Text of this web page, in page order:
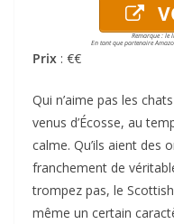
Remarque : le
En tant que partenaire
Prix : €€
Qui n’aime pas les
venus d’Écosse, au
calme. Qu’ils aient des
franchement de
trompez pas, le
même un certain